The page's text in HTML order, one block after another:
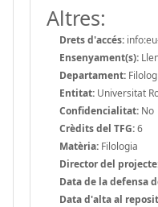
Altres:
Drets d'accés:
Ensenyament(s):
Departament:
Entitat: Universitat
Confidencialitat: No
Crèdits del TFG:6
Matèria: Filologia
Director del
Data de la defensa
Data d'alta al